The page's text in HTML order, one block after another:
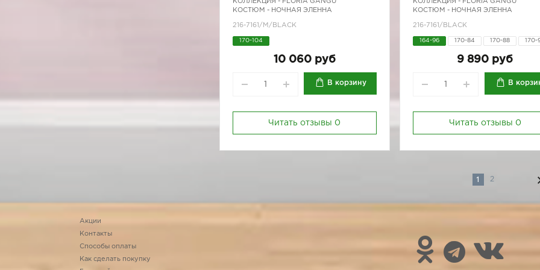
КОЛЛЕКЦИЯ - FLORIA GANGU
КОСТЮМ - НОЧНАЯ ЭЛЕННА
216-7161/М/BLACK
170-104
10 060 руб
В корзину
Читать отзывы 0
КОЛЛЕКЦИЯ - FLORIA GANGU
КОСТЮМ - НОЧНАЯ ЭЛЕННА
216-7161/BLACK
164-96 170-84 170-88 170-
9 890 руб
В
Читать отзывы 0
1 2
Акции
Контакты
Способы оплаты
Как сделать покупку